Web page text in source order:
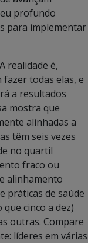
profundo
para implementar
realidade é,
todas elas, e
a resultados
mostra que
alinhadas a
têm seis vezes
no quartil
fraco ou
alinhamento
práticas de saúde
cinco a dez)
outras. Compare
líderes em várias